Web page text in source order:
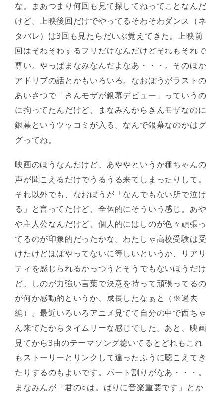
な。まあつまり何回も見て探してねってことなんだ
けど。上映後回だけでやってるそわそわダンス（ネ
タバレ）は3回も見たらだいぶ覚えてきた。上映前
回はそわそわするフリだけなんだけどそれもそれで
尊い。やっぱまなみなんだよなあ・・・。そのほか
アドリブの話とかもいろいろ。なおぼうがラストの
あいさつで「きんモザが銀幕デビュー」っていうの
に拘ってたんだけど、まなみんからきんモザなのに
銀幕というツッコミが入る。なんで銀幕なのかはグ
グってね。
映画のほうなんだけど、あややというか種ちゃんの
声が聞こえるだけでうるうる来てしまったりして。
それ以外でも、なおぼうが「なんでもない所で泣け
る」と言ってたけど、全体的にそういう感じ。あや
や主人公なんだけど、個人的にはしのが色々頑張っ
てるのが印象的だったかな。わたしゃ高校受験は受
けたけどほぼやってないに等しいというか、リアリ
ティを感じられるかっつうとそうでもないほうだけ
ど、しのが力強い言葉で決意を持って頑張ってるの
が何か感動的というか、成長したなぁと（※過去
編）。最近いろいろアニメ見てて自分の中で西ちゃ
ん来てたからタイムリーな感じでした。あと、映画
見てから3曲のテーマソング聴いてるとどれもこれ
もストーリーとリンクして違ったふうに聴こえてき
たりするのもよいです。パート割りがなあ・・・。
まなみんが「君の○は。ばりに音楽重要です」とか